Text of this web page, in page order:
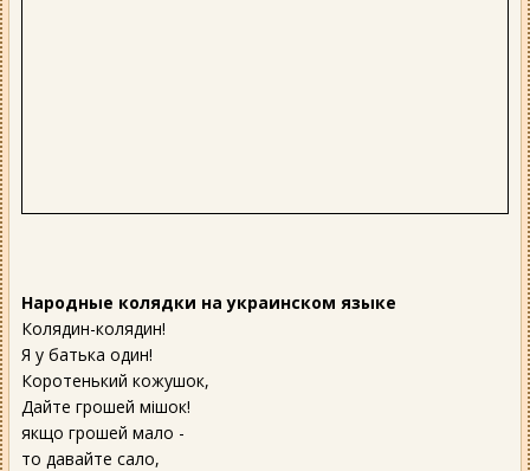
Народные колядки на украинском языке
Колядин-колядин!
Я у батька один!
Коротенький кожушок,
Дайте грошей мiшок!
якщо грошей мало -
то давайте сало,